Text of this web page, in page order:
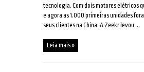
tecnologia. Com dois motores elétricos
e agora as 1.000 primeiras unidades
seus clientes na China. A Zeekr levou ...
Leia mais »